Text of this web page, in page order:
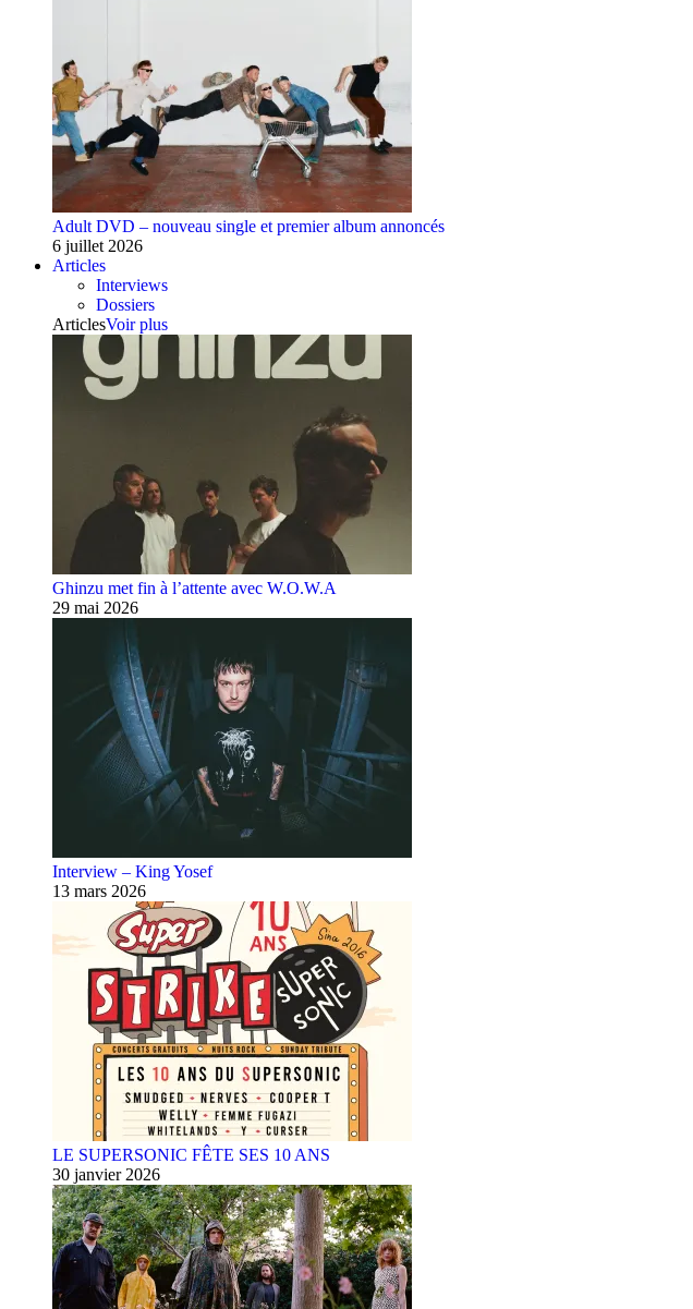
Adult DVD – nouveau single et premier album annoncés
6 juillet 2026
Articles
Interviews
Dossiers
ArticlesVoir plus
Ghinzu met fin à l’attente avec W.O.W.A
29 mai 2026
Interview – King Yosef
13 mars 2026
LE SUPERSONIC FÊTE SES 10 ANS
30 janvier 2026